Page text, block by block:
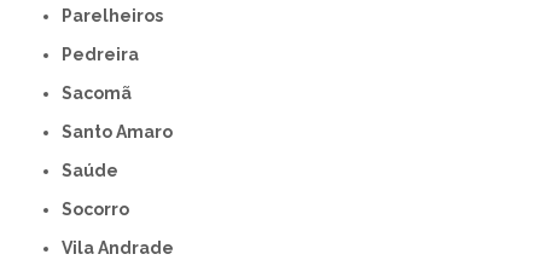
Parelheiros
Pedreira
Sacomã
Santo Amaro
Saúde
Socorro
Vila Andrade